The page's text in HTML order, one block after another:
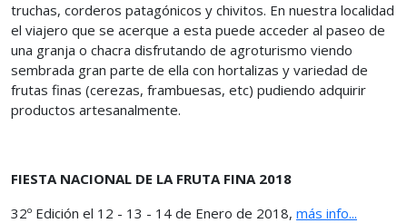
truchas, corderos patagónicos y chivitos. En nuestra localidad
el viajero que se acerque a esta puede acceder al paseo de
una granja o chacra disfrutando de agroturismo viendo
sembrada gran parte de ella con hortalizas y variedad de
frutas finas (cerezas, frambuesas, etc) pudiendo adquirir
productos artesanalmente.
FIESTA NACIONAL DE LA FRUTA FINA 2018
32º Edición el 12 - 13 - 14 de Enero de 2018, más info...